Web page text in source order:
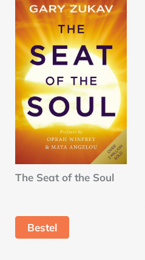
The Seat of the Soul
Bestel